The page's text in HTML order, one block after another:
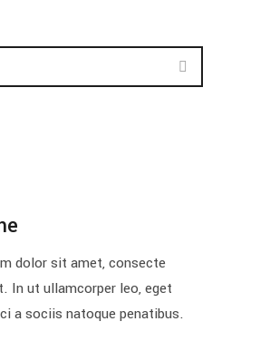
dolor sit amet, consecte
In ut ullamcorper leo, eget
a sociis natoque penatibus.